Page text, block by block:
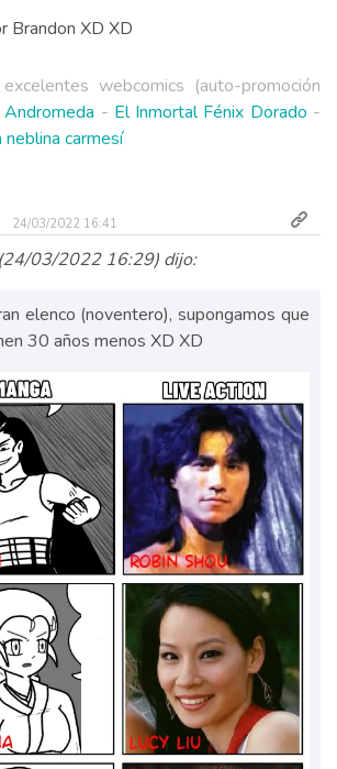
Brandon XD XD
webcomics (auto-promoción
Andromeda - El Inmortal Fénix Dorado -
carmesí
24/03/2022 16:41
03/2022 16:29) dijo:
elenco (noventero), supongamos que
30 años menos XD XD